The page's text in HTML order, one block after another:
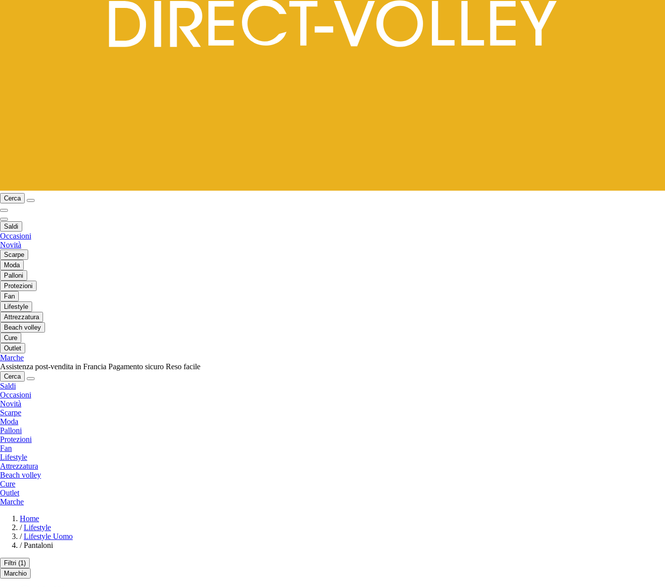
Cerca
Saldi
Occasioni
Novità
Scarpe
Moda
Palloni
Protezioni
Fan
Lifestyle
Attrezzatura
Beach volley
Cure
Outlet
Marche
Assistenza post-vendita in Francia Pagamento sicuro Reso facile
Cerca
Saldi
Occasioni
Novità
Scarpe
Moda
Palloni
Protezioni
Fan
Lifestyle
Attrezzatura
Beach volley
Cure
Outlet
Marche
Home
/ Lifestyle
/ Lifestyle Uomo
/ Pantaloni
Filtri (1)
Marchio